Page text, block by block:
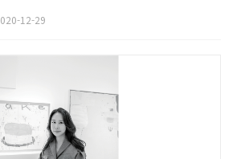
인전공 석사 및 박사과정을 졸업하였다. 2007년
12-29